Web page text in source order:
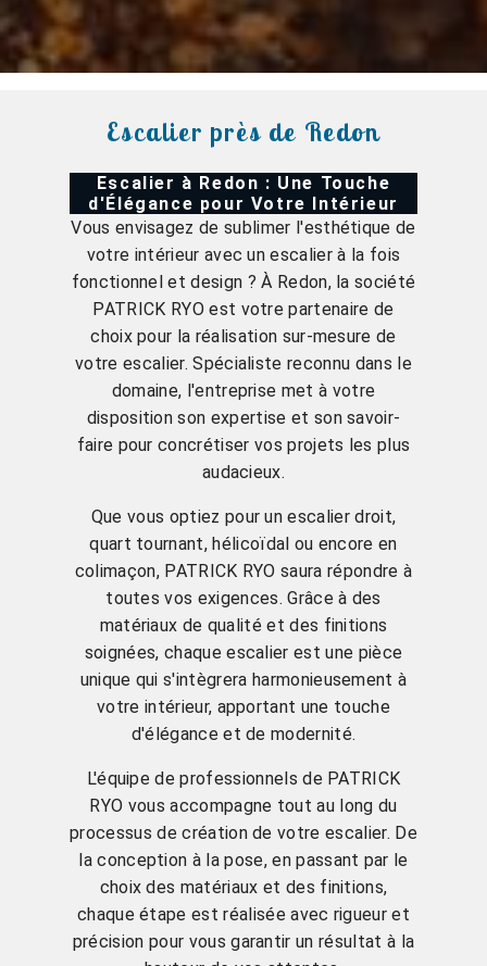
Escalier près de Redon
Escalier à Redon : Une Touche
d'Élégance pour Votre Intérieur
Vous envisagez de sublimer l'esthétique de
votre intérieur avec un escalier à la fois
fonctionnel et design ? À Redon, la société
PATRICK RYO est votre partenaire de
choix pour la réalisation sur-mesure de
votre escalier. Spécialiste reconnu dans le
domaine, l'entreprise met à votre
disposition son expertise et son savoir-
faire pour concrétiser vos projets les plus
audacieux.
Que vous optiez pour un escalier droit,
quart tournant, hélicoïdal ou encore en
colimaçon, PATRICK RYO saura répondre à
toutes vos exigences. Grâce à des
matériaux de qualité et des finitions
soignées, chaque escalier est une pièce
unique qui s'intègrera harmonieusement à
votre intérieur, apportant une touche
d'élégance et de modernité.
L'équipe de professionnels de PATRICK
RYO vous accompagne tout au long du
processus de création de votre escalier. De
la conception à la pose, en passant par le
choix des matériaux et des finitions,
chaque étape est réalisée avec rigueur et
précision pour vous garantir un résultat à la